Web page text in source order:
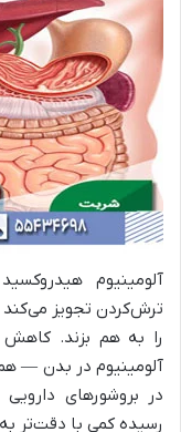
آلومینیوم
ترش‌کردن تجویز
را به هم بزند.
آلومینیوم در بدن —
در بروشورهای
رسیده کمی با دقت‌تر